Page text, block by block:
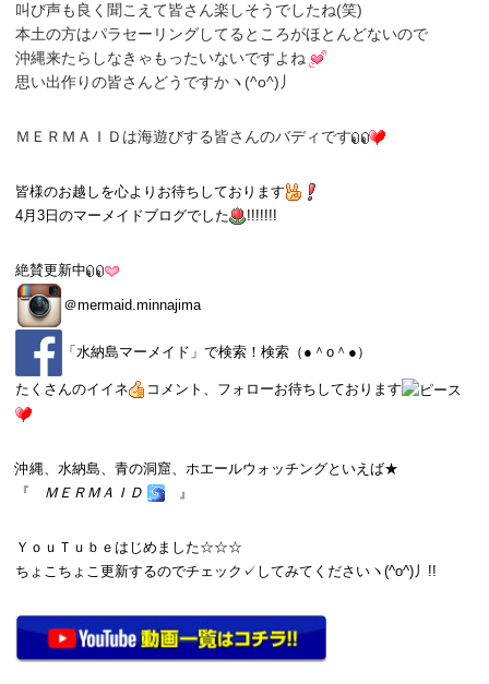
叫び声も良く聞こえて皆さん楽しそうでしたね(笑)
本土の方はパラセーリングしてるところがほとんどないので
沖縄来たらしなきゃもったいないですよね
思い出作りの皆さんどうですかヽ(^o^)丿
ＭＥＲＭＡＩＤは海遊びする皆さんのバディです
皆様のお越しを心よりお待ちしております
4月3日 のマーメイドブログでした !!!!!!!
絶賛更新中
＠mermaid.minnajima
「 水納島マーメイド 」で検索！検索（●＾o＾●）
たくさんのイイネ コメント、フォローお待ちしております
沖縄、水納島、青の洞窟、ホエールウォッチングといえば★
『
ＭＥＲＭＡＩＤ 』
ＹｏｕＴｕｂｅはじめました☆☆☆
ちょこちょこ更新するのでチェック✓してみてくださいヽ(^o^)丿!!